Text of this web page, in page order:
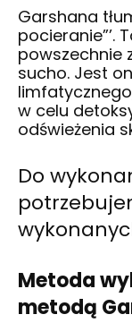
Garshana
pocieranie”’.
powszechnie
sucho. Jest
w celu
odświeżenia
Do
Metoda
metodą